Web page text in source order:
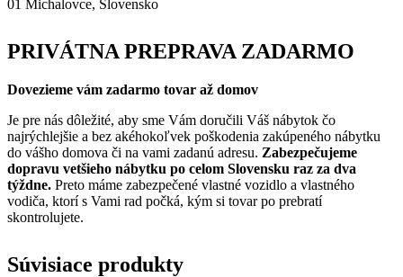
01 Michalovce, Slovensko
PRIVÁTNA PREPRAVA ZADARMO
Dovezieme vám zadarmo tovar až domov
Je pre nás dôležité, aby sme Vám doručili Váš nábytok čo
najrýchlejšie a bez akéhokoľvek poškodenia zakúpeného nábytku
do vášho domova či na vami zadanú adresu. Zabezpečujeme
dopravu vetšieho nábytku po celom Slovensku raz za dva
týždne. Preto máme zabezpečené vlastné vozidlo a vlastného
vodiča, ktorí s Vami rad počká, kým si tovar po prebratí
skontrolujete.
Súvisiace produkty